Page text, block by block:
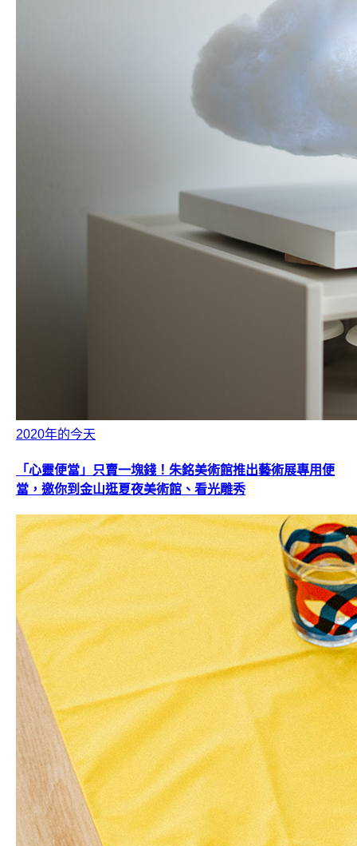
2020年的今天
「心靈便當」只賣一塊錢！朱銘美術館推出藝術展專用便
當，邀你到金山逛夏夜美術館、看光雕秀